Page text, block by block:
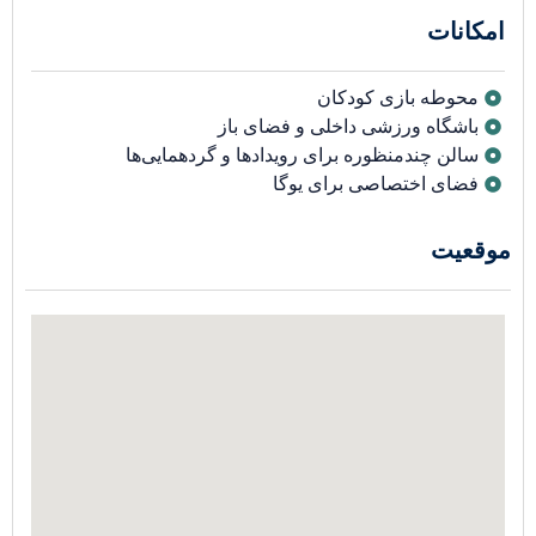
امکانات
محوطه بازی کودکان
باشگاه ورزشی داخلی و فضای باز
سالن چندمنظوره برای رویدادها و گردهمایی‌ها
فضای اختصاصی برای یوگا
موقعیت